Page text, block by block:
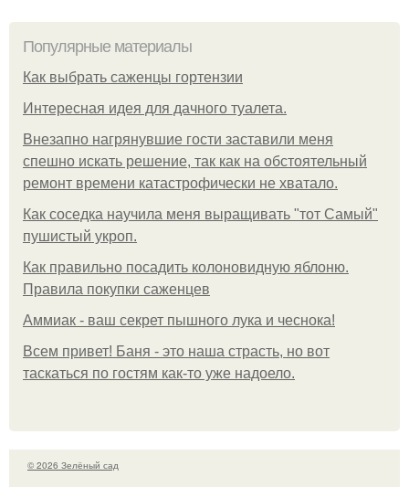
Популярные материалы
Как выбрать саженцы гортензии
Интересная идея для дачного туалета.
Внезапно нагрянувшие гости заставили меня
спешно искать решение, так как на обстоятельный
ремонт времени катастрофически не хватало.
Как соседка научила меня выращивать "тот Самый"
пушистый укроп.
Как правильно посадить колоновидную яблоню.
Правила покупки саженцев
Аммиак - ваш секрет пышного лука и чеснока!
Всем привет! Баня - это наша страсть, но вот
таскаться по гостям как-то уже надоело.
© 2026 Зелёный сад